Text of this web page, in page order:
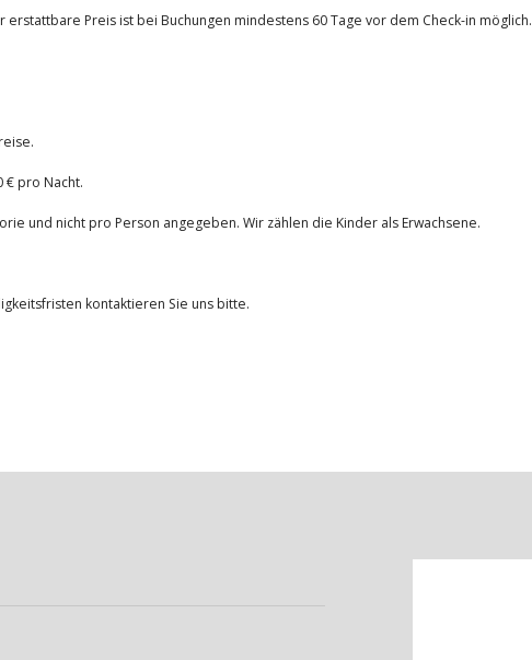
erstattbare Preis ist bei Buchungen mindestens 60 Tage vor dem Check-in möglich.
€ pro Nacht.
und nicht pro Person angegeben. Wir zählen die Kinder als Erwachsene.
kontaktieren Sie uns bitte.